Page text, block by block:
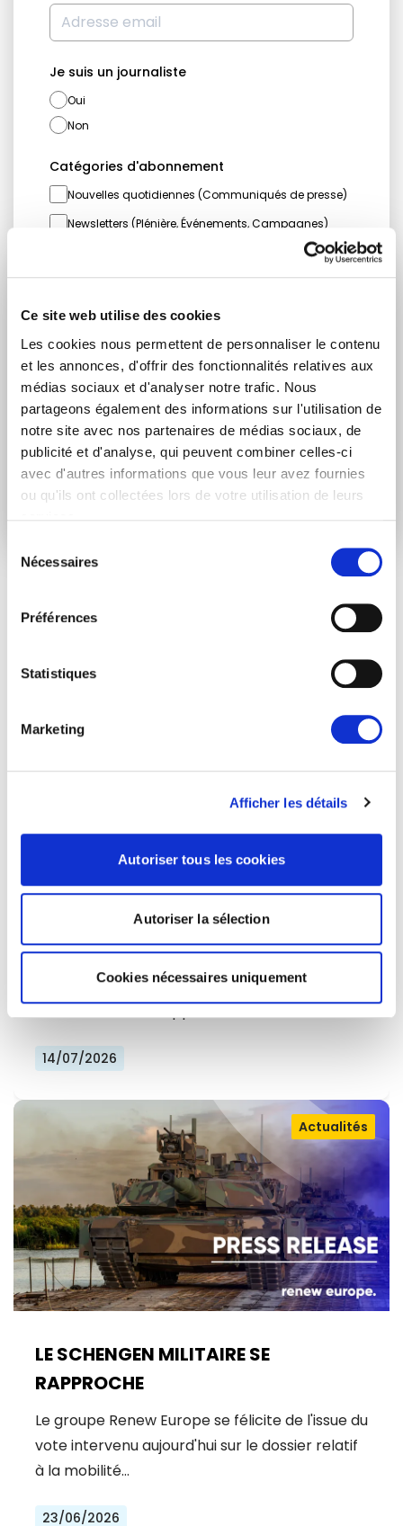
Ce site web utilise des cookies
Les cookies nous permettent de personnaliser le contenu
et les annonces, d'offrir des fonctionnalités relatives aux
médias sociaux et d'analyser notre trafic. Nous
partageons également des informations sur l'utilisation de
notre site avec nos partenaires de médias sociaux, de
publicité et d'analyse, qui peuvent combiner celles-ci
avec d'autres informations que vous leur avez fournies
ou qu'ils ont collectées lors de votre utilisation de leurs
Nécessaires
Préférences
Statistiques
Marketing
Afficher les détails
Autoriser tous les cookies
Autoriser la sélection
Cookies nécessaires uniquement
Je suis un journaliste
Oui
Non
Catégories d'abonnement
Nouvelles quotidiennes (Communiqués de presse)
Newsletters (Plénière, Événements, Campagnes)
Je consens à recevoir des newsletters et
communications.Données personnelles.
* Please note that EN is the main
communication language
Soumettre
ARTICLES LIÉS
LE TOURISME DOIT ÊTRE AU CŒUR DE
L'AGENDA DE COMPÉTITIVITÉ DE
L'EUROPE
Actualités
Aujourd'hui, Renew Europe a présenté un
document de politique intitulé « Tourisme : le
moteur invisible », appelant…
14/07/2026
LE SCHENGEN MILITAIRE SE
RAPPROCHE
Actualités
Le groupe Renew Europe se félicite de l'issue du
vote intervenu aujourd'hui sur le dossier relatif
à la mobilité…
23/06/2026